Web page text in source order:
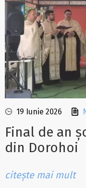
19 Iunie 2026
Final de an
din Dorohoi
citește mai mult